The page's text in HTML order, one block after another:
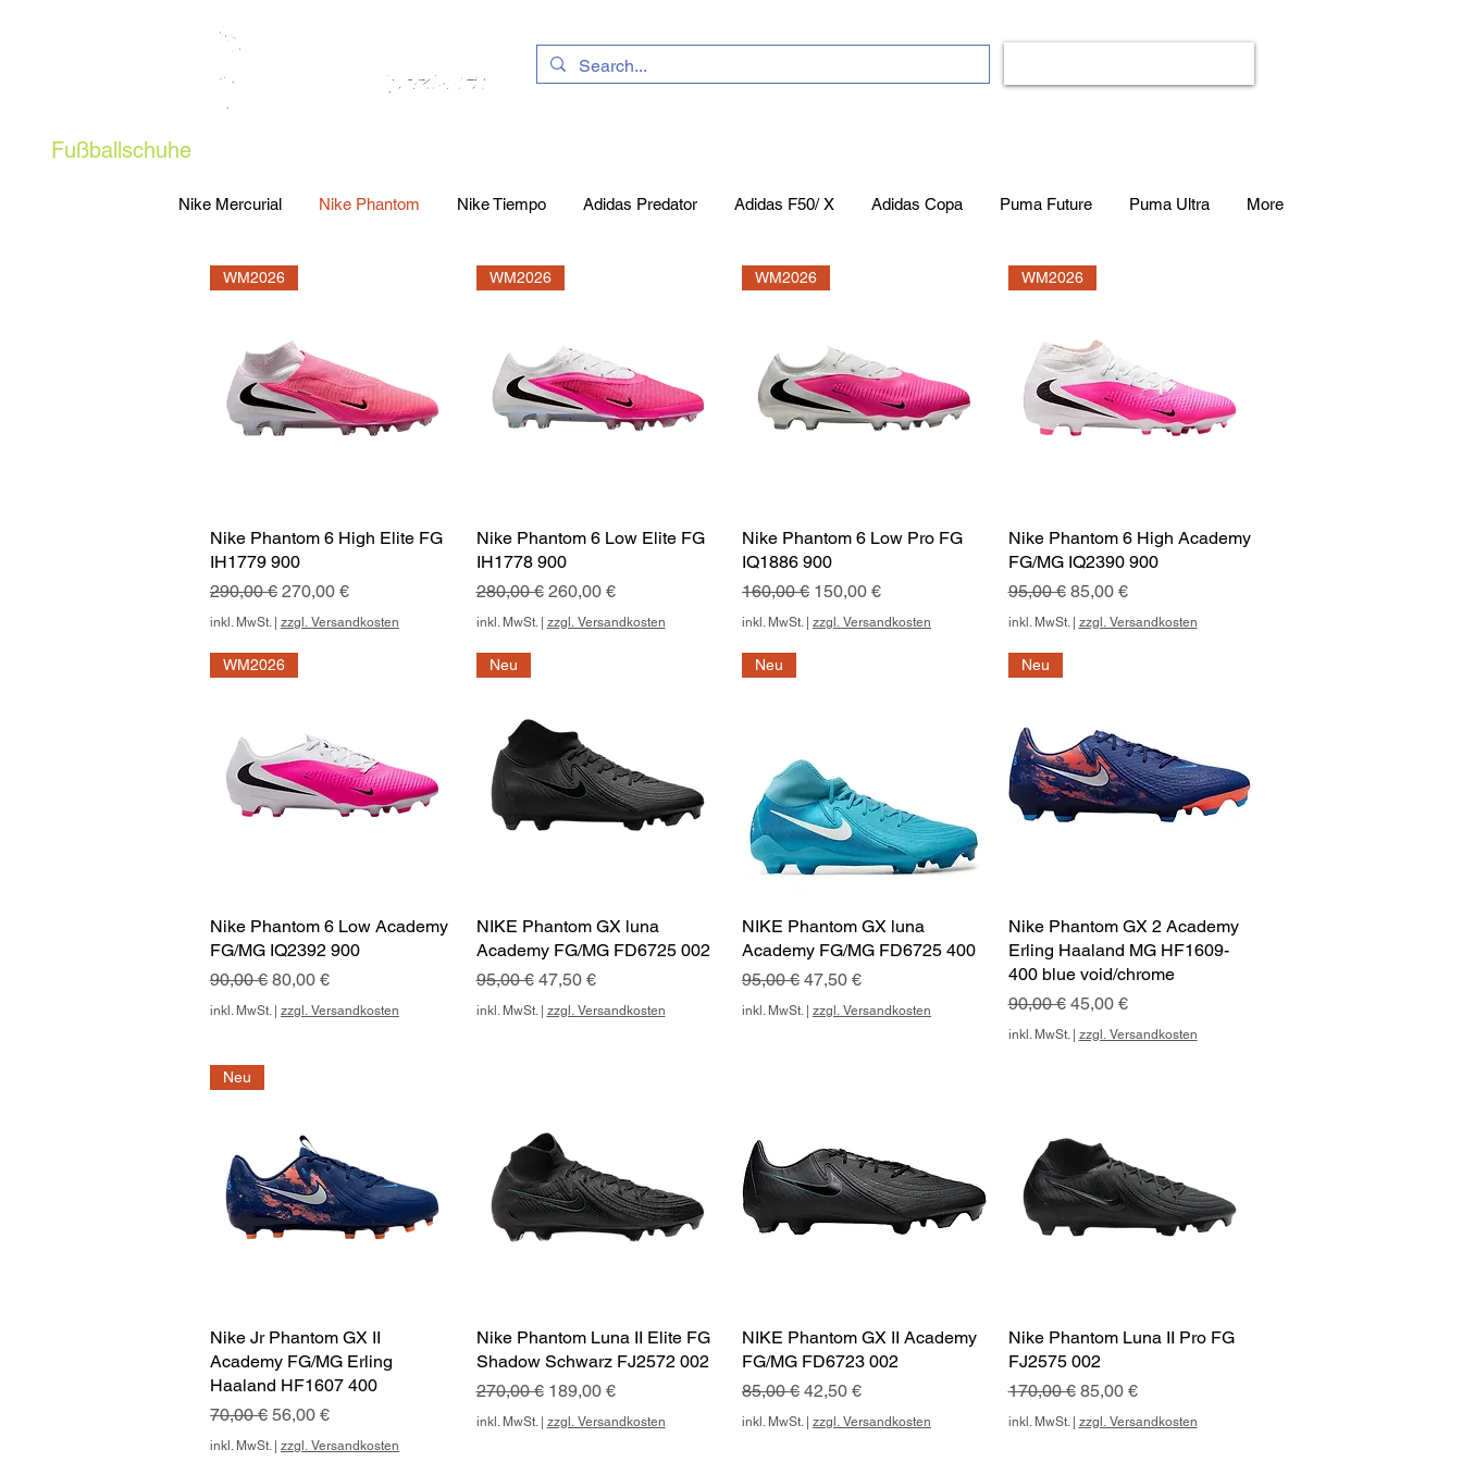
Fußballschuhe
Nike Mercurial Nike Phantom Nike Tiempo Adidas Predator Adidas F50/ X Adidas Copa Puma Future Puma Ultra More
Schnellansicht
WM2026
Nike Phantom 6 High Elite FG
IH1779 900
Standardpreis
290,00 € Sale-Preis
270,00 €
inkl. MwSt.| zzgl. Versandkosten
Schnellansicht
WM2026
Nike Phantom 6 Low Elite FG
IH1778 900
Standardpreis
280,00 € Sale-Preis
260,00 €
inkl. MwSt.| zzgl. Versandkosten
Schnellansicht
WM2026
Nike Phantom 6 Low Pro FG
IQ1886 900
Standardpreis
160,00 € Sale-Preis
150,00 €
inkl. MwSt.| zzgl. Versandkosten
Schnellansicht
WM2026
Nike Phantom 6 High Academy
FG/MG IQ2390 900
Standardpreis
95,00 € Sale-Preis
85,00 €
inkl. MwSt.| zzgl. Versandkosten
Schnellansicht
WM2026
Nike Phantom 6 Low Academy
FG/MG IQ2392 900
Standardpreis
90,00 € Sale-Preis
80,00 €
inkl. MwSt. | zzgl. Versandkosten
Schnellansicht
Neu
NIKE Phantom GX luna
Academy FG/MG FD6725 002
Standardpreis
95,00 € Sale-Preis
47,50 €
inkl. MwSt. | zzgl. Versandkosten
Schnellansicht
Neu
NIKE Phantom GX luna
Academy FG/MG FD6725 400
Standardpreis
95,00 € Sale-Preis
47,50 €
inkl. MwSt. | zzgl. Versandkosten
Schnellansicht
Neu
Nike Phantom GX 2 Academy
Erling Haaland MG HF1609-
400 blue void/chrome
Standardpreis
90,00 € Sale-Preis
45,00 €
inkl. MwSt. | zzgl. Versandkosten
Schnellansicht
Neu
Nike Jr Phantom GX II
Academy FG/MG Erling
Haaland HF1607 400
Standardpreis
70,00 € Sale-Preis
56,00 €
inkl. MwSt.| zzgl. Versandkosten
Schnellansicht
Nike Phantom Luna II Elite FG
Shadow Schwarz FJ2572 002
Standardpreis
270,00 € Sale-Preis
189,00 €
inkl. MwSt.| zzgl. Versandkosten
Schnellansicht
NIKE Phantom GX II Academy
FG/MG FD6723 002
Standardpreis
85,00 € Sale-Preis
42,50 €
inkl. MwSt.| zzgl. Versandkosten
Schnellansicht
Nike Phantom Luna II Pro FG
FJ2575 002
Standardpreis
170,00 € Sale-Preis
85,00 €
inkl. MwSt.| zzgl. Versandkosten